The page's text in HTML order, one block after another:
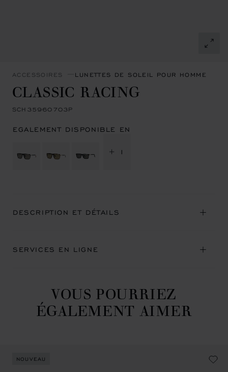
ACCESSOIRES LUNETTES DE SOLEIL POUR HOMME
CLASSIC RACING
SCH35960703P
EGALEMENT DISPONIBLE EN
+ 1
DESCRIPTION ET DÉTAILS
SERVICES EN LIGNE
VOUS POURRIEZ
ÉGALEMENT AIMER
NOUVEAU